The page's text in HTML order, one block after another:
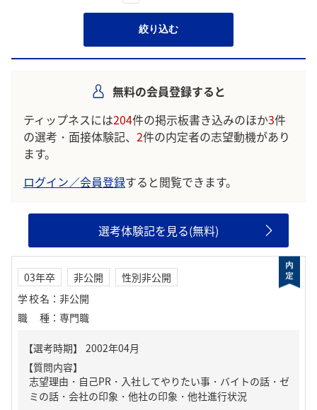
絞り込む
無料の会員登録すると
ティップネスには204件の掲示板書き込みのほか3件
の選考・面接体験記、 2件の内定者の志望動機があり
ます。
ログイン／会員登録すると閲覧できます。
選考体験記を見る(無料)
03年卒 非公開
性別非公開
学校名 ： 非公開
職種 ： 専門職
【質問内容】
志望理由・自己PR・入社してやりたい事・バイトの話・ゼ
ミの話・会社の印象・他社の印象・他社進行状況